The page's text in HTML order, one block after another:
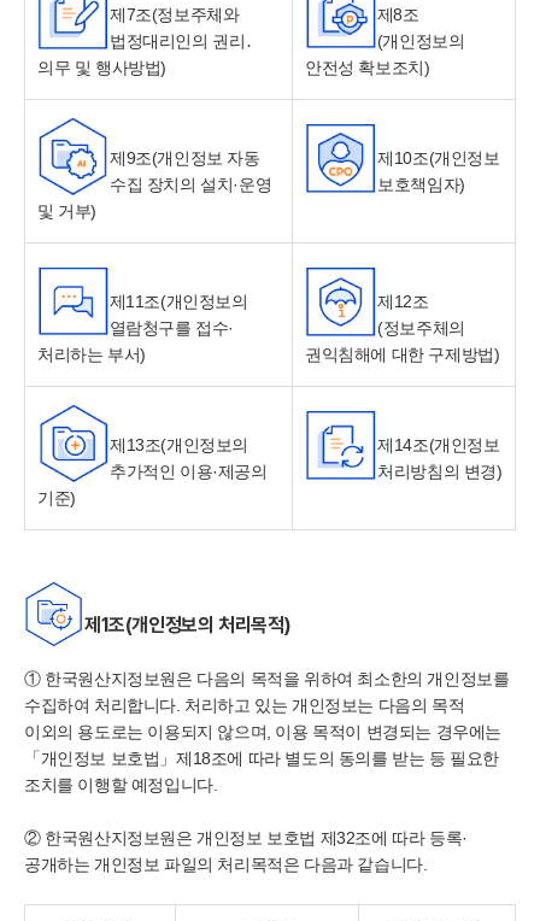
제7조(정보주체와
법정대리인의 권리․
의무 및 행사방법)
제8조
(개인정보의
안전성 확보조치)
제9조(개인정보 자동
수집 장치의 설치·운영
및 거부)
제10조(개인정보
보호책임자)
제11조(개인정보의
열람청구를 접수·
처리하는 부서)
제12조
(정보주체의
권익침해에 대한 구제방법)
제13조(개인정보의
추가적인 이용·제공의
기준)
제14조(개인정보
처리방침의 변경)
제1조(개인정보의 처리목적)
① 한국원산지정보원은 다음의 목적을 위하여 최소한의 개인정보를
수집하여 처리합니다. 처리하고 있는 개인정보는 다음의 목적
이외의 용도로는 이용되지 않으며, 이용 목적이 변경되는 경우에는
「개인정보 보호법」제18조에 따라 별도의 동의를 받는 등 필요한
조치를 이행할 예정입니다.
② 한국원산지정보원은 개인정보 보호법 제32조에 따라 등록·
공개하는 개인정보 파일의 처리목적은 다음과 같습니다.